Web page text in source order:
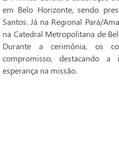
em Belo Horizonte, sendo
Santos. Já na Regional Pará/
na Catedral Metropolitana de
Durante a cerimônia, os
compromisso, destacando
esperança na missão.